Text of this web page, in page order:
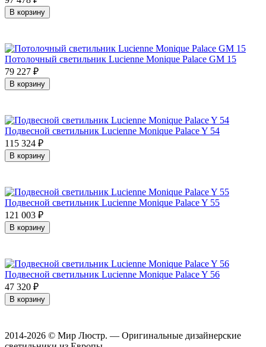
В корзину
Потолочный светильник Lucienne Monique Palace GM 15
79 227 ₽
В корзину
Подвесной светильник Lucienne Monique Palace Y 54
115 324 ₽
В корзину
Подвесной светильник Lucienne Monique Palace Y 55
121 003 ₽
В корзину
Подвесной светильник Lucienne Monique Palace Y 56
47 320 ₽
В корзину
2014-2026 © Мир Люстр. — Оригинальные дизайнерские